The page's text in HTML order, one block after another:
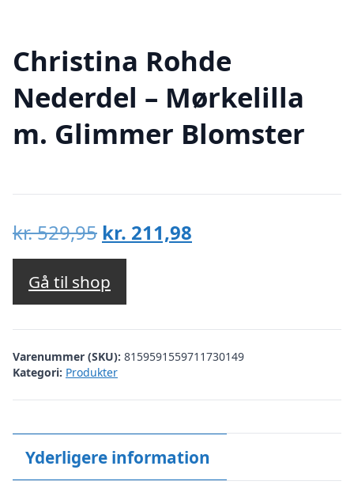
Christina Rohde
Nederdel – Mørkelilla
m. Glimmer Blomster
kr.529,95 Den
oprindelige
pris
var:
kr. 529,95.
kr. 211,98
kr. 211,98.
Gå til shop
Varenummer (SKU): 8159591559711730149
Kategori: Produkter
Yderligere information